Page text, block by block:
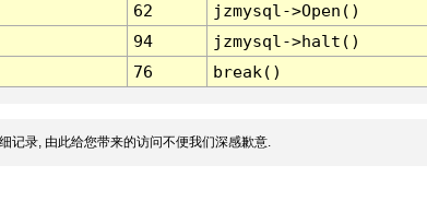
62
jzmysql->Open()
94
jzmysql->halt()
76 break()
记录, 由此给您带来的访问不便我们深感歉意.